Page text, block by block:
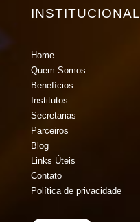
INSTITUCIONAL
Home
Quem Somos
Benefícios
Institutos
Secretarias
Parceiros
Blog
Links Úteis
Contato
Política de privacidade